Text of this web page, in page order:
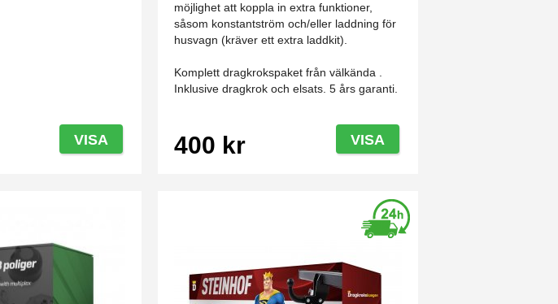
VISA
möjlighet att koppla in extra funktioner,
såsom konstantström och/eller laddning för
husvagn (kräver ett extra laddkit).
Komplett dragkrokspaket från välkända .
Inklusive dragkrok och elsats. 5 års garanti.
400 kr VISA